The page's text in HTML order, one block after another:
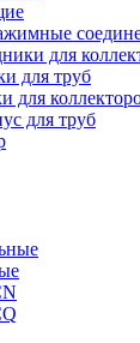
для
для труб
для
для труб